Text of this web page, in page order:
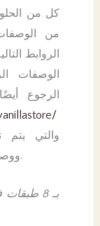
كل من
من
الروابط
الوصفات
الرجوع
والتي يتم
ووصفات وأخبار ومعلومات متعلقة بالفانيليا.